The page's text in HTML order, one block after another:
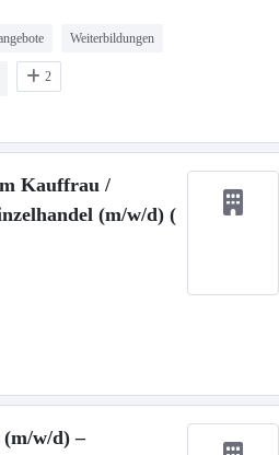
Weiterbildungen
2
Kauffrau /
(m/w/d) (
w/d) –